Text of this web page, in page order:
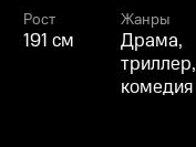
Рост
191 см
Жанры
Драма,
триллер,
комедия